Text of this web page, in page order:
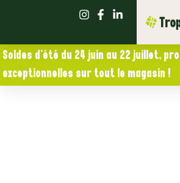
Soldes d’été du 24 juin au 22 juillet,
exceptionnelles sur tout le magasin !